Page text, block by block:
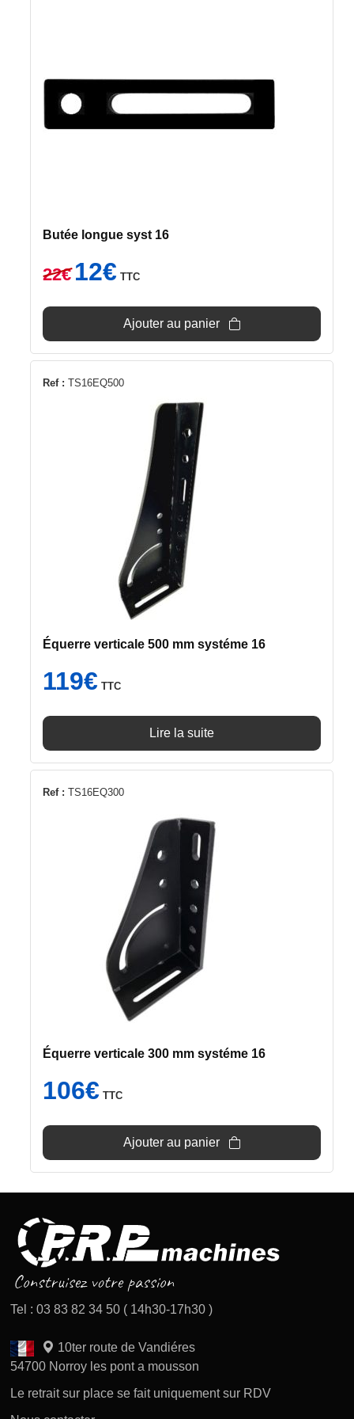
Butée longue syst 16
22€
Le
prix
12€prix
est :
TTC
Ajouter au panier
Ref : TS16EQ500
Équerre verticale 500 mm systéme 16
119€ TTC
Lire la suite
Ref : TS16EQ300
Équerre verticale 300 mm systéme 16
106€ TTC
Ajouter au panier
Tel : 03 83 82 34 50 ( 14h30-17h30 )
10ter route de Vandiéres
54700 Norroy les pont a mousson
Le retrait sur place se fait uniquement sur RDV